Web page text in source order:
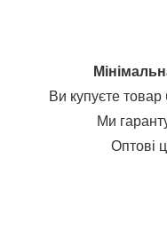
Ви купуєте
Ми
Оптові